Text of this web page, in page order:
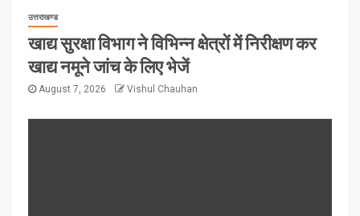
उत्तराखण्ड
खाद्य सुरक्षा विभाग ने विभिन्न क्षेत्रों में निरीक्षण कर
खाद्य नमूने जांच के लिए भेजें
August 7, 2026 Vishul Chauhan